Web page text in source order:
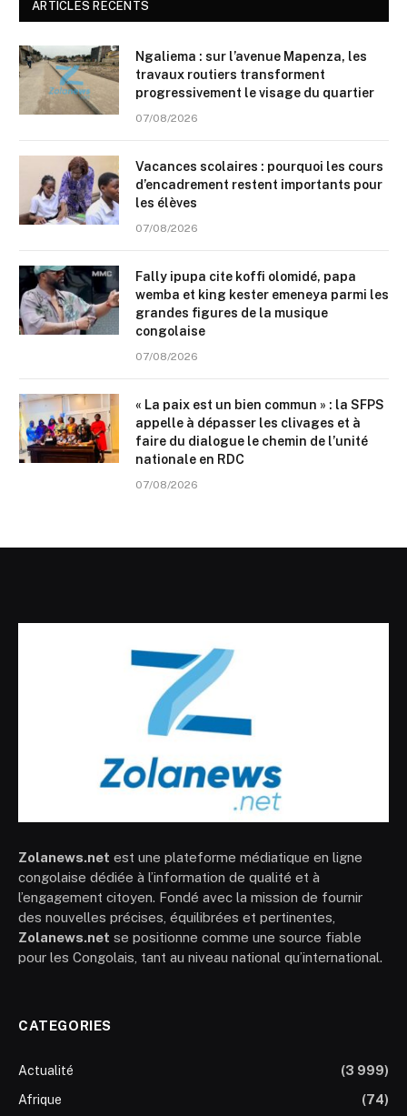
ARTICLES RECENTS
Ngaliema : sur l’avenue Mapenza, les
travaux routiers transforment
progressivement le visage du quartier
07/08/2026
Vacances scolaires : pourquoi les cours
d’encadrement restent importants pour
les élèves
07/08/2026
Fally ipupa cite koffi olomidé, papa
wemba et king kester emeneya parmi les
grandes figures de la musique
congolaise
07/08/2026
« La paix est un bien commun » : la SFPS
appelle à dépasser les clivages et à
faire du dialogue le chemin de l’unité
nationale en RDC
07/08/2026
Zolanews.net est une plateforme médiatique en ligne
congolaise dédiée à l’information de qualité et à
l’engagement citoyen. Fondé avec la mission de fournir
des nouvelles précises, équilibrées et pertinentes,
Zolanews.net se positionne comme une source fiable
pour les Congolais, tant au niveau national qu’international.
CATEGORIES
Actualité
(3 999)
Afrique
(74)